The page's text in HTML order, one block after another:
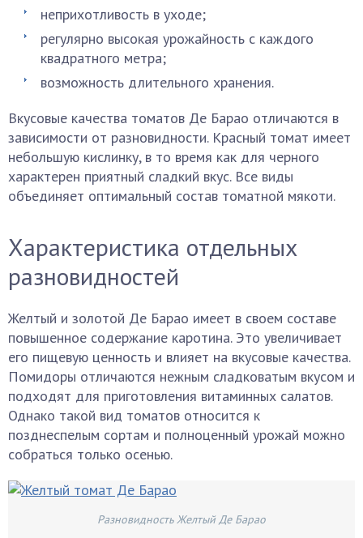
неприхотливость в уходе;
регулярно высокая урожайность с каждого
квадратного метра;
возможность длительного хранения.
Вкусовые качества томатов Де Барао отличаются в
зависимости от разновидности. Красный томат имеет
небольшую кислинку, в то время как для черного
характерен приятный сладкий вкус. Все виды
объединяет оптимальный состав томатной мякоти.
Характеристика отдельных
разновидностей
Желтый и золотой Де Барао имеет в своем составе
повышенное содержание каротина. Это увеличивает
его пищевую ценность и влияет на вкусовые качества.
Помидоры отличаются нежным сладковатым вкусом и
подходят для приготовления витаминных салатов.
Однако такой вид томатов относится к
позднеспелым сортам и полноценный урожай можно
собраться только осенью.
Разновидность Желтый Де Барао